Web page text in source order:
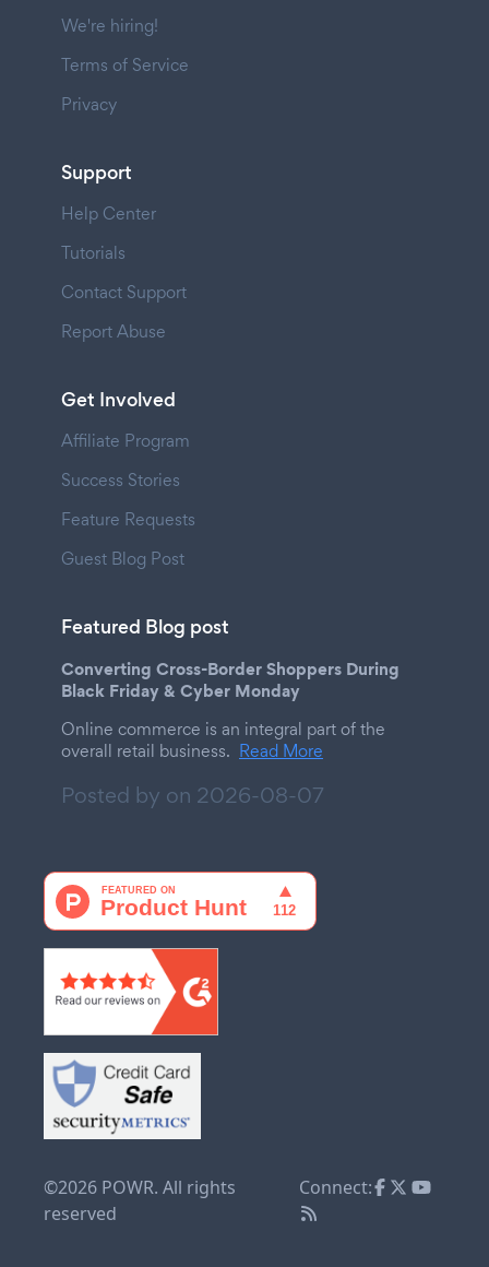
We're hiring!
Terms of Service
Privacy
Support
Help Center
Tutorials
Contact Support
Report Abuse
Get Involved
Affiliate Program
Success Stories
Feature Requests
Guest Blog Post
Featured Blog post
Converting Cross-Border Shoppers During
Black Friday & Cyber Monday
Online commerce is an integral part of the
overall retail business. Read More
Posted by on 2026-08-07
©2026 POWR. All rights
reserved
Connect: